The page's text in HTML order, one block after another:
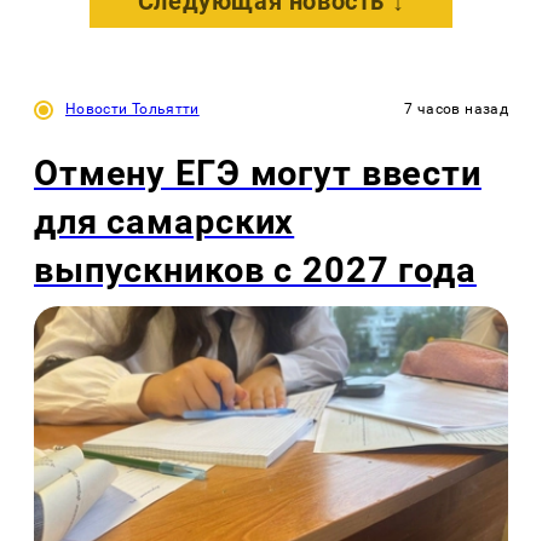
Новости Тольятти 7 часов назад
Отмену ЕГЭ могут ввести
для самарских
выпускников с 2027 года